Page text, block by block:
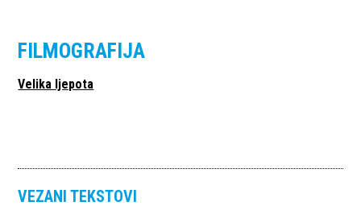
FILMOGRAFIJA
Velika ljepota
VEZANI TEKSTOVI